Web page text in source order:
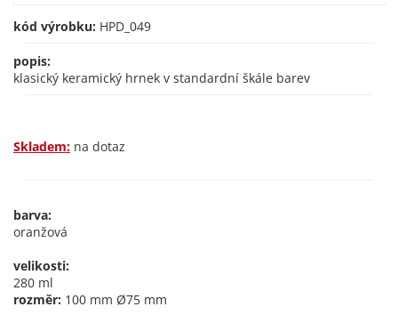
kód výrobku: HPD_049
popis:
klasický keramický hrnek v standardní škále barev
Skladem: na dotaz
barva:
oranžová
velikosti:
280 ml
rozměr: 100 mm Ø75 mm